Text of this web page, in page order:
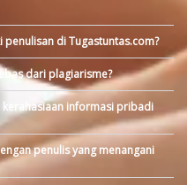
di Tugastuntas.com?
dari plagiarisme?
informasi pribadi
penulis yang menangani